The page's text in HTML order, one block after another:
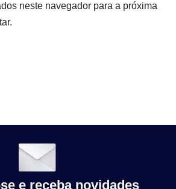
neste navegador para a próxima
e receba novidades